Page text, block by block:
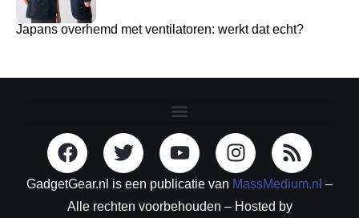
Japans overhemd met ventilatoren: werkt dat echt?
GadgetGear.nl is een publicatie van MassMedium.nl –
Alle rechten voorbehouden – Hosted by